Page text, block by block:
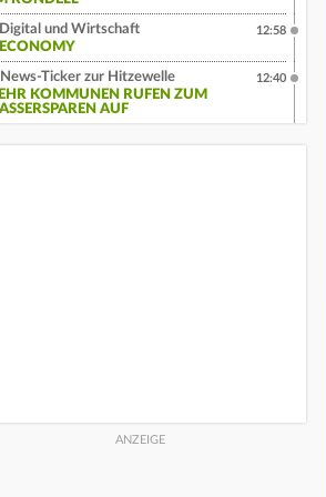
Digital und Wirtschaft
12:58
News-Ticker zur Hitzewelle
KOMMUNEN RUFEN ZUM
AUF
12:40